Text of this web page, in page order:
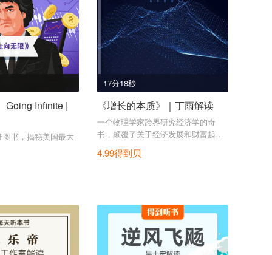
Going Infinite |
书，揭秘美国最大
17分18秒
《增长的本质》｜丁雨解读
一个物理学家跨界研究经济学的奇
书，颠覆了关于经济发展和财富起源
4.99得到贝